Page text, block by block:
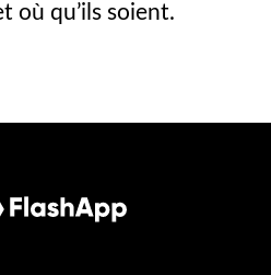
où qu’ils soient.